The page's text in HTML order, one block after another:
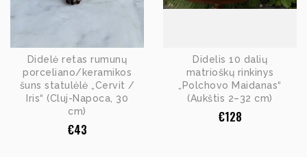
Didelė retas rumunų
porceliano/keramikos
šuns statulėlė „Cervit /
Iris“ (Cluj-Napoca, 30
cm)
€43
Didelis 10 dalių
matrioškų rinkinys
„Polchovo Maidanas“
(Aukštis 2–32 cm)
€128